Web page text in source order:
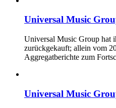
Universal Music
Universal Music Group hat
zurückgekauft; allein vom
Aggregatberichte zum
Universal Music